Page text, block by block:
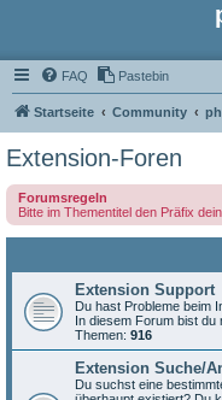
FAQ Pastebin
Startseite Community
Extension-Foren
Forumsregeln
Bitte im Thementitel den Präfix
Extension Support
Du hast Probleme beim
In diesem Forum bist du
Themen: 916
Extension Suche/
Du suchst eine